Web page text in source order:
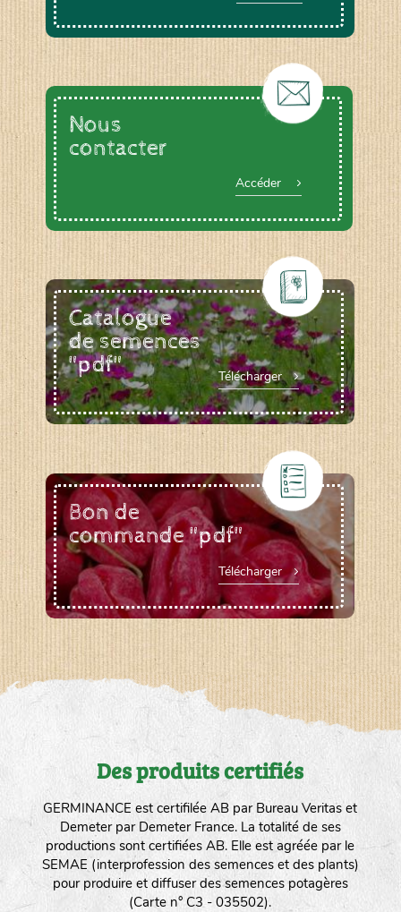
Nous
contacter
Accéder
Catalogue
de semences
"pdf"
Télécharger
Bon de
commande "pdf"
Télécharger
Des produits certifiés
GERMINANCE est certifilée AB par Bureau Veritas et
Demeter par Demeter France. La totalité de ses
productions sont certifiées AB. Elle est agréée par le
SEMAE (interprofession des semences et des plants)
pour produire et diffuser des semences potagères
(Carte n° C3 - 035502).